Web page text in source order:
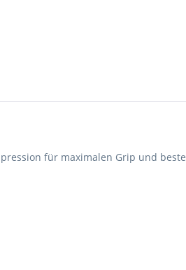
für maximalen Grip und beste